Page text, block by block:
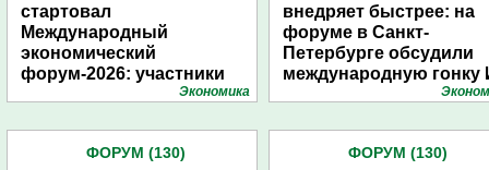
стартовал
Международный
экономический
форум-2026: участники
подготовили креативные
Экономика
внедряет быстрее: на
форуме в Санкт-
Петербурге обсудили
международную гонку
ФОРУМ (130) ФОРУМ (130)